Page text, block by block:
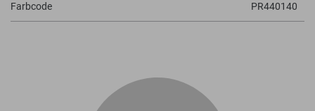
Farbcode PR440140